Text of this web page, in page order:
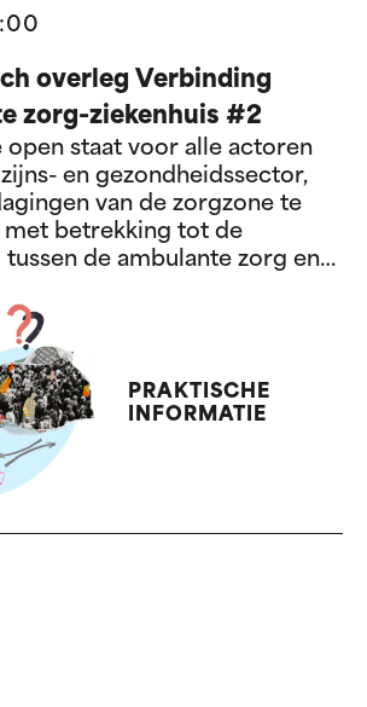
overleg Verbinding
zorg-ziekenhuis #2
open staat voor alle actoren
en gezondheidssector,
van de zorgzone te
met betrekking tot de
de ambulante zorg en
PRAKTISCHE
INFORMATIE